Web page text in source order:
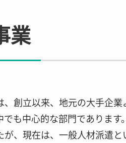
業
、創立以来、地元の大手企
でも中心的な部門でありま
が、現在は、一般人材派遣と